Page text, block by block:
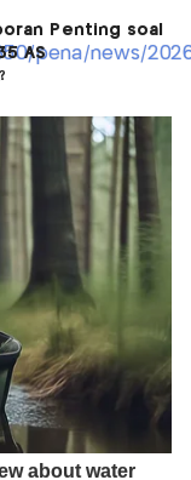
Penting soal
AS